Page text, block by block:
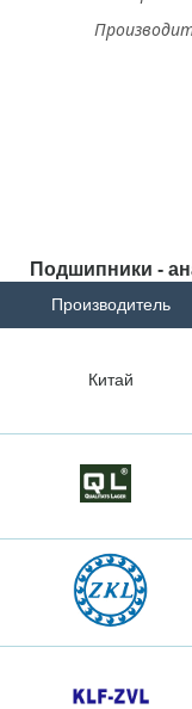
Подшипники -
Производитель
Китай